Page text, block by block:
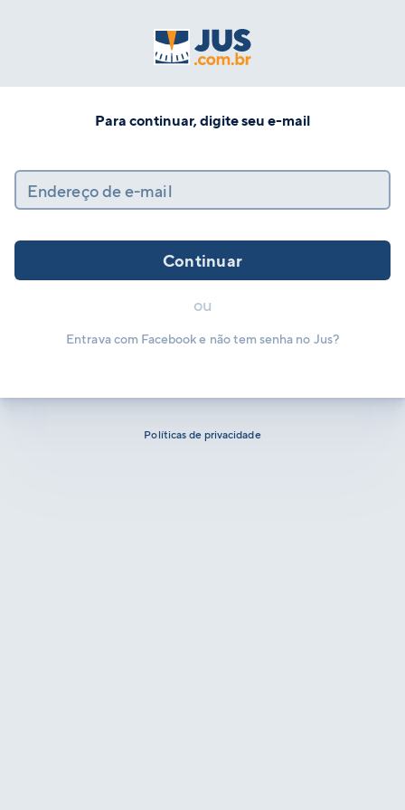
Para continuar, digite seu e-mail
Endereço de e-mail
Continuar
ou
Entrava com Facebook e não tem senha no Jus?
Políticas de privacidade